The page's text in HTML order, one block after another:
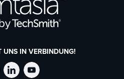
UNS IN VERBINDUNG!